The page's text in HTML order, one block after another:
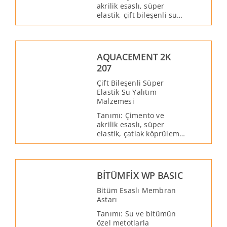
akrilik esaslı, süper
elastik, çift bileşenli su
yalıtım malzemesidir.
bileşenin birbiri ile
karıştırılması gereklidir.
Pozitif su basıncına
dayanıklıdır.
AQUACEMENT 2K
207
Çift Bileşenli Süper
Elastik Su Yalıtım
Malzemesi
Tanımı: Çimento ve
akrilik esaslı, süper
elastik, çatlak köprüleme
özelliği olan, çift
malzemesidir. Yalıtım
sağlamak için iki
bileşenin birbiri ile
karıştırılması gereklidir.
BİTÜMFİX WP BASIC
Bitüm Esaslı Membran
Astarı
Tanımı: Su ve bitümün
özel metotlarla